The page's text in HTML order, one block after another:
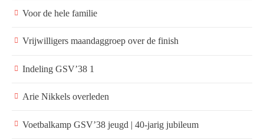
Voor de hele familie
Vrijwilligers maandaggroep over de finish
Indeling GSV’38 1
Arie Nikkels overleden
Voetbalkamp GSV’38 jeugd | 40-jarig jubileum